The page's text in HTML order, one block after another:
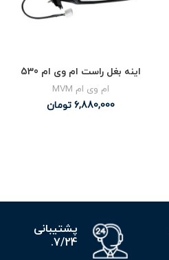
اینه بغل راست ام وی ام 530
ام وی ام MVM
6,880,000 تومان
پشتیبانی
7/24.